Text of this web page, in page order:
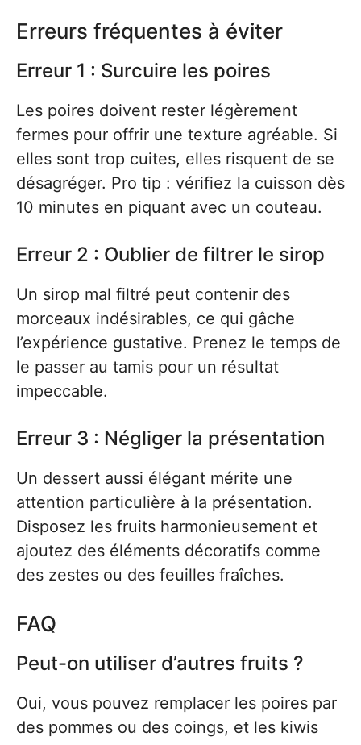
Erreurs fréquentes à éviter
Erreur 1 : Surcuire les poires
Les poires doivent rester légèrement
fermes pour offrir une texture agréable. Si
elles sont trop cuites, elles risquent de se
désagréger. Pro tip : vérifiez la cuisson dès
10 minutes en piquant avec un couteau.
Erreur 2 : Oublier de filtrer le sirop
Un sirop mal filtré peut contenir des
morceaux indésirables, ce qui gâche
l’expérience gustative. Prenez le temps de
le passer au tamis pour un résultat
impeccable.
Erreur 3 : Négliger la présentation
Un dessert aussi élégant mérite une
attention particulière à la présentation.
Disposez les fruits harmonieusement et
ajoutez des éléments décoratifs comme
des zestes ou des feuilles fraîches.
FAQ
Peut-on utiliser d’autres fruits ?
Oui, vous pouvez remplacer les poires par
des pommes ou des coings, et les kiwis